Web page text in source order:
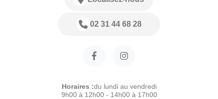
02 31 44 68 28
Horaires :du lundi au vendredi
9h00 à 12h00 - 14h00 à 17h00